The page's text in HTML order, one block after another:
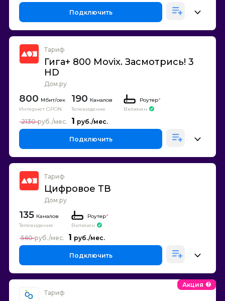
Подключить
Тариф
Гига+ 800 Movix. Засмотрись! 3
HD
Дом.ру
800
Интернет GPON
190 Каналов
Телевидение
Роутер*
Включен
1
2130
Подключить
Тариф
Цифровое ТВ
Дом.ру
135 Каналов
Телевидение
Роутер*
Включен
1
560
Подключить
Тариф
Акция